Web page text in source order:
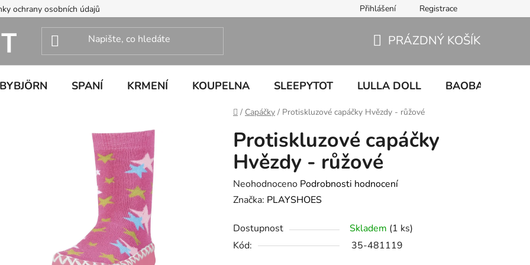
ochrany osobních údajů Přihlášení Registrace
KOŠÍK
PRÁZDNÝ KOŠÍK
SPANÍ KRMENÍ KOUPELNA SLEEPYTOT LULLA DOLL BAOBABY
Domů
/ Capáčky / Protiskluzové capáčky Hvězdy - růžové
Protiskluzové capáčky
Hvězdy - růžové
Průměrné
hodnocení
je
0,0
Neohodnoceno Podrobnosti hodnocení
Značka: PLAYSHOES
Dostupnost Skladem (1 ks)
Kód:
35-481119